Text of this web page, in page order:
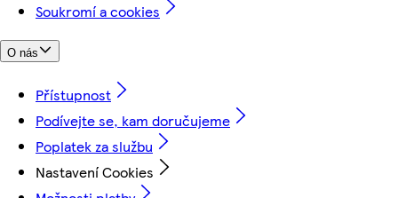
Soukromí a cookies
O nás
Přístupnost
Podívejte se, kam doručujeme
Poplatek za službu
Nastavení Cookies